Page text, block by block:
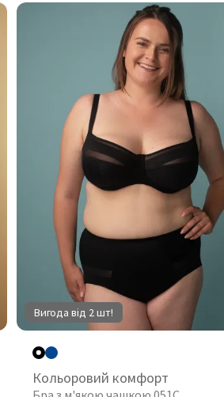
Вигода від 2 шт!
Кольоровий комфорт